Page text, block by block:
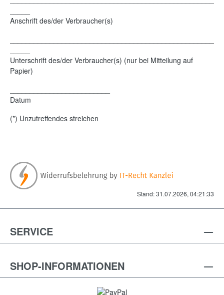
Anschrift des/der Verbraucher(s)
Unterschrift des/der Verbraucher(s) (nur bei Mitteilung auf
Papier)
Datum
(*) Unzutreffendes streichen
Stand: 31.07.2026, 04:21:33
SERVICE
SHOP-INFORMATIONEN